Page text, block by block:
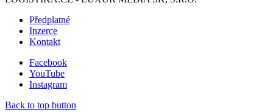
Předplatné
Inzerce
Kontakt
Facebook
YouTube
Instagram
Back to top button